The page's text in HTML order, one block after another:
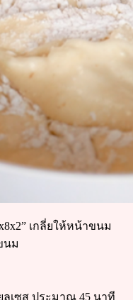
เกลี่ยให้หน้าขนม
นม
ลเซส ประมาณ 45 นาที